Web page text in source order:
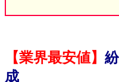
【業界最安値】
成